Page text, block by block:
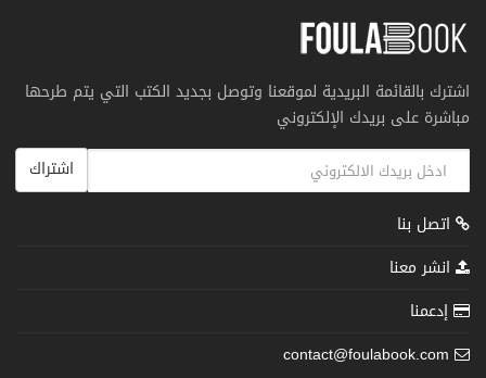
اشترك بالقائمة البريدية لموقعنا وتوصل بجديد الكتب التي يتم طرحها
مباشرة على بريدك الإلكتروني
اشتراك
اتصل بنا
انشر معنا
إدعمنا
contact@foulabook.com